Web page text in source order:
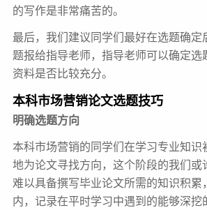
的写作是非常痛苦的。
最后，我们建议同学们最好在选题确定
题报给指导老师，指导老师可以确定选
资料是否比较充分。
本科市场营销论文选题技巧
明确选题方向
本科市场营销的同学们在学习专业知识
地为论文寻找方向，这个阶段的我们或
难以具备撰写毕业论文所需的知识积累
内，记录在平时学习中遇到的能够深挖